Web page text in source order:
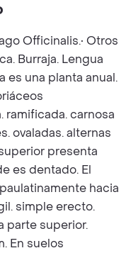
Officinalis.• Otros
Burraja. Lengua
es una planta anual.
ramificada. carnosa
ovaladas. alternas
presenta
es dentado. El
hacia
simple erecto.
parte superior.
En suelos